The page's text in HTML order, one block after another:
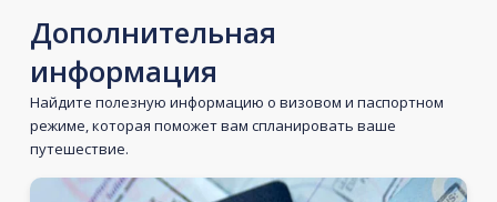
Дополнительная
информация
Найдите полезную информацию о визовом и паспортном
режиме, которая поможет вам спланировать ваше
путешествие.